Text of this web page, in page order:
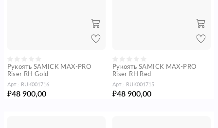
Рукоять SAMICK MAX-PRO
Riser RH Gold
Арт.: RUK001716
₽48 900,00
Рукоять SAMICK MAX-PRO
Riser RH Red
Арт.: RUK001715
₽48 900,00